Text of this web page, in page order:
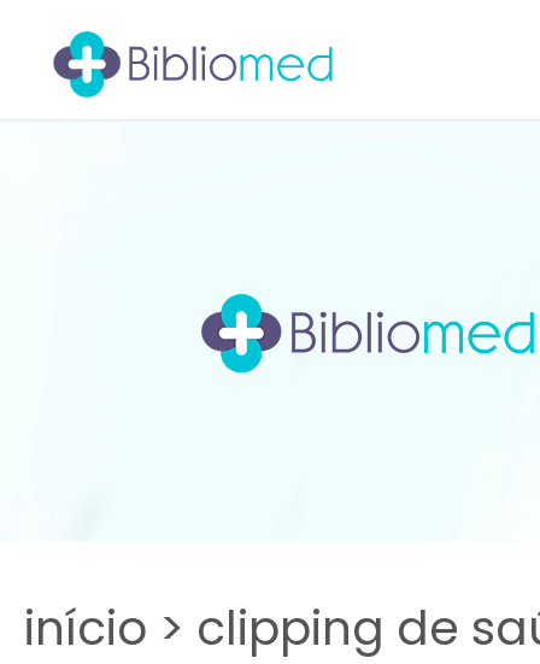
início > clipping de